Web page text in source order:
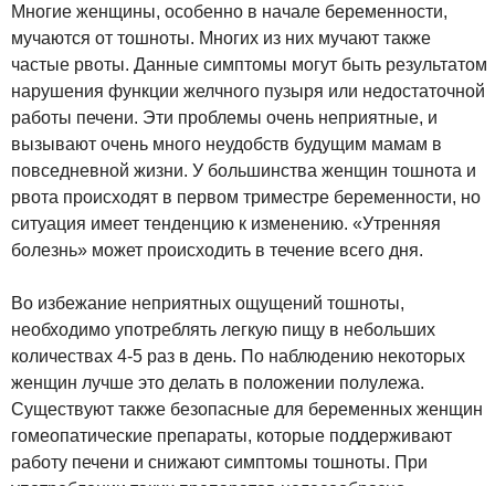
Многие женщины, особенно в начале беременности,
мучаются от тошноты. Многих из них мучают также
частые рвоты. Данные симптомы могут быть результатом
нарушения функции желчного пузыря или недостаточной
работы печени. Эти проблемы очень неприятные, и
вызывают очень много неудобств будущим мамам в
повседневной жизни. У большинства женщин тошнота и
рвота происходят в первом триместре беременности, но
ситуация имеет тенденцию к изменению. «Утренняя
болезнь» может происходить в течение всего дня.
Во избежание неприятных ощущений тошноты,
необходимо употреблять легкую пищу в небольших
количествах 4-5 раз в день. По наблюдению некоторых
женщин лучше это делать в положении полулежа.
Существуют также безопасные для беременных женщин
гомеопатические препараты, которые поддерживают
работу печени и снижают симптомы тошноты. При